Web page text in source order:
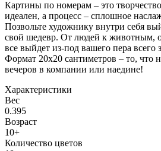
Картины по номерам – это творчество,
идеален, а процесс – сплошное
Позвольте художнику внутри себя
свой шедевр. От людей к животным,
все выйдет из-под вашего пера всего
Формат 20х20 сантиметров – то, что
вечеров в компании или наедине!
Характеристики
Вес
0.395
Возраст
10+
Количество цветов